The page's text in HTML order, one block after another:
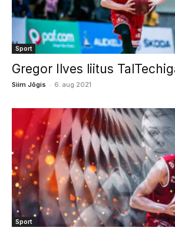
Sport
Gregor Ilves liitus
Siim Jõgis - 6. aug 2021
Sport